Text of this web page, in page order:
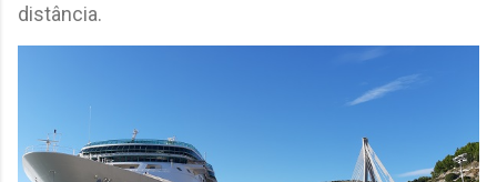
distância.